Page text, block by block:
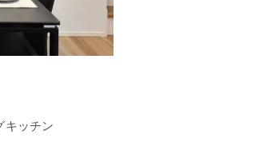
キッチン